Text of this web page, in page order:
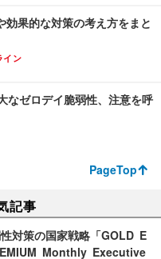
果的な対策の考え方をまと
イン
なゼロデイ脆弱性、注意を呼
PageTop
記事
対策の国家戦略「GOLD E
Monthly Executive